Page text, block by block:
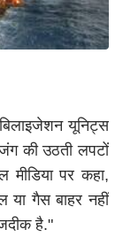
यूनिट्स
की उठती लपटों
मीडिया पर कहा,
या गैस बाहर नहीं
है."